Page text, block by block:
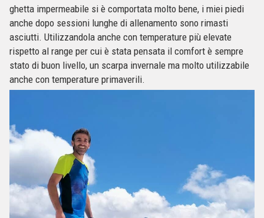
ghetta impermeabile si è comportata molto bene, i miei piedi
anche dopo sessioni lunghe di allenamento sono rimasti
asciutti. Utilizzandola anche con temperature più elevate
rispetto al range per cui è stata pensata il comfort è sempre
stato di buon livello, un scarpa invernale ma molto utilizzabile
anche con temperature primaverili.